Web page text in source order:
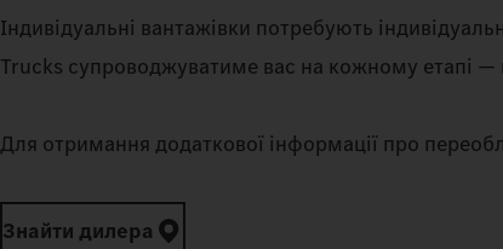
Індивідуальні вантажівки потребують
Trucks супроводжуватиме вас на кожному етапі —
Для отримання додаткової інформації про
Знайти дилера